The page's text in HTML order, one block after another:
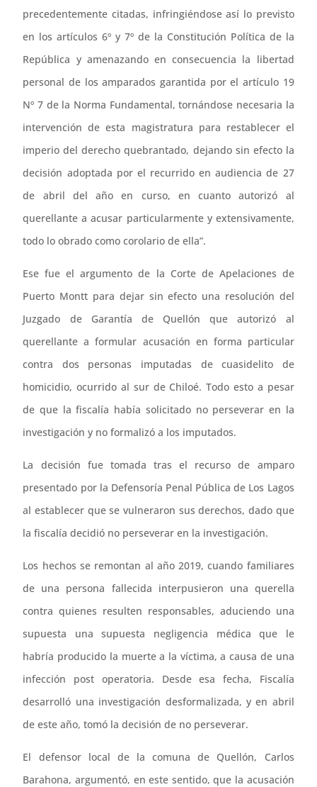
precedentemente citadas, infringiéndose así lo previsto
en los artículos 6º y 7º de la Constitución Política de la
República y amenazando en consecuencia la libertad
personal de los amparados garantida por el artículo 19
Nº 7 de la Norma Fundamental, tornándose necesaria la
intervención de esta magistratura para restablecer el
imperio del derecho quebrantado, dejando sin efecto la
decisión adoptada por el recurrido en audiencia de 27
de abril del año en curso, en cuanto autorizó al
querellante a acusar particularmente y extensivamente,
todo lo obrado como corolario de ella”.
Ese fue el argumento de la Corte de Apelaciones de
Puerto Montt para dejar sin efecto una resolución del
Juzgado de Garantía de Quellón que autorizó al
querellante a formular acusación en forma particular
contra dos personas imputadas de cuasidelito de
homicidio, ocurrido al sur de Chiloé. Todo esto a pesar
de que la fiscalía había solicitado no perseverar en la
investigación y no formalizó a los imputados.
La decisión fue tomada tras el recurso de amparo
presentado por la Defensoría Penal Pública de Los Lagos
al establecer que se vulneraron sus derechos, dado que
la fiscalía decidió no perseverar en la investigación.
Los hechos se remontan al año 2019, cuando familiares
de una persona fallecida interpusieron una querella
contra quienes resulten responsables, aduciendo una
supuesta una supuesta negligencia médica que le
habría producido la muerte a la víctima, a causa de una
infección post operatoria. Desde esa fecha, Fiscalía
desarrolló una investigación desformalizada, y en abril
de este año, tomó la decisión de no perseverar.
El defensor local de la comuna de Quellón, Carlos
Barahona, argumentó, en este sentido, que la acusación